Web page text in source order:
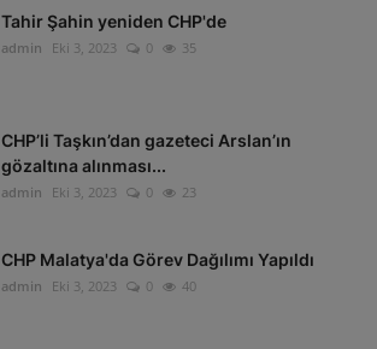
Tahir Şahin yeniden CHP'de
admin Eki 3, 2023 0 35
CHP’li Taşkın’dan gazeteci Arslan’ın
gözaltına alınması...
admin Eki 3, 2023 0 23
CHP Malatya'da Görev Dağılımı Yapıldı
admin Eki 3, 2023 0 40